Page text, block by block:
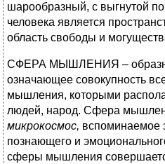
шарообразный, с выгнутой
человека является
область свободы и
СФЕРА МЫШЛЕНИЯ –
означающее совокупность
мышления, которыми
людей, народ. Сфера
микрокосмос, вспоминаемое
познающего и
сферы мышления